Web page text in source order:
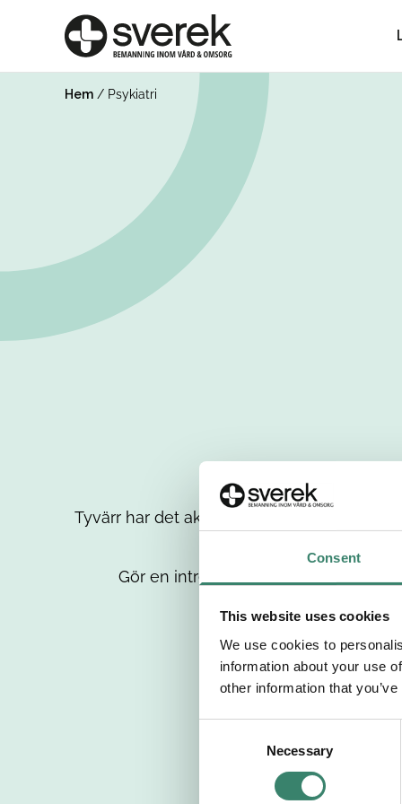
Consent
This website uses cookies
We use cookies to
information about your use
other information that
Necessary
Hem / Psykiatri
Tyvärr har det aktuella jobbet tagits bort
Gör en intresseanmälan så